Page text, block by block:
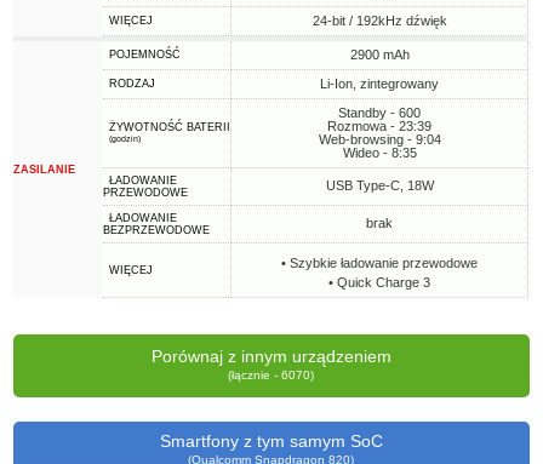
WIĘCEJ 24-bit / 192kHz dźwięk
ZASILANIE
POJEMNOŚĆ 2900 mAh
RODZAJ Li-Ion, zintegrowany
ŻYWOTNOŚĆ BATERII
(godzin)
Standby - 600
Rozmowa - 23:39
Web-browsing - 9:04
Wideo - 8:35
ŁADOWANIE
PRZEWODOWE
USB Type-C, 18W
ŁADOWANIE
BEZPRZEWODOWE
brak
WIĘCEJ
• Szybkie ładowanie przewodowe
• Quick Charge 3
Porównaj z innym urządzeniem
(łącznie - 6070)
Smartfony z tym samym SoC
(Qualcomm Snapdragon 820)